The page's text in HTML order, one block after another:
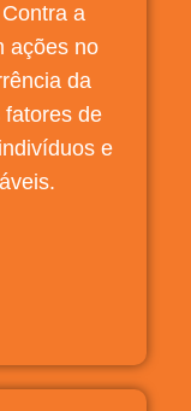
a
ações no
da
de
e